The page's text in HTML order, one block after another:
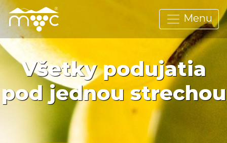
Menu
Všetky podujatia
pod jednou strechou